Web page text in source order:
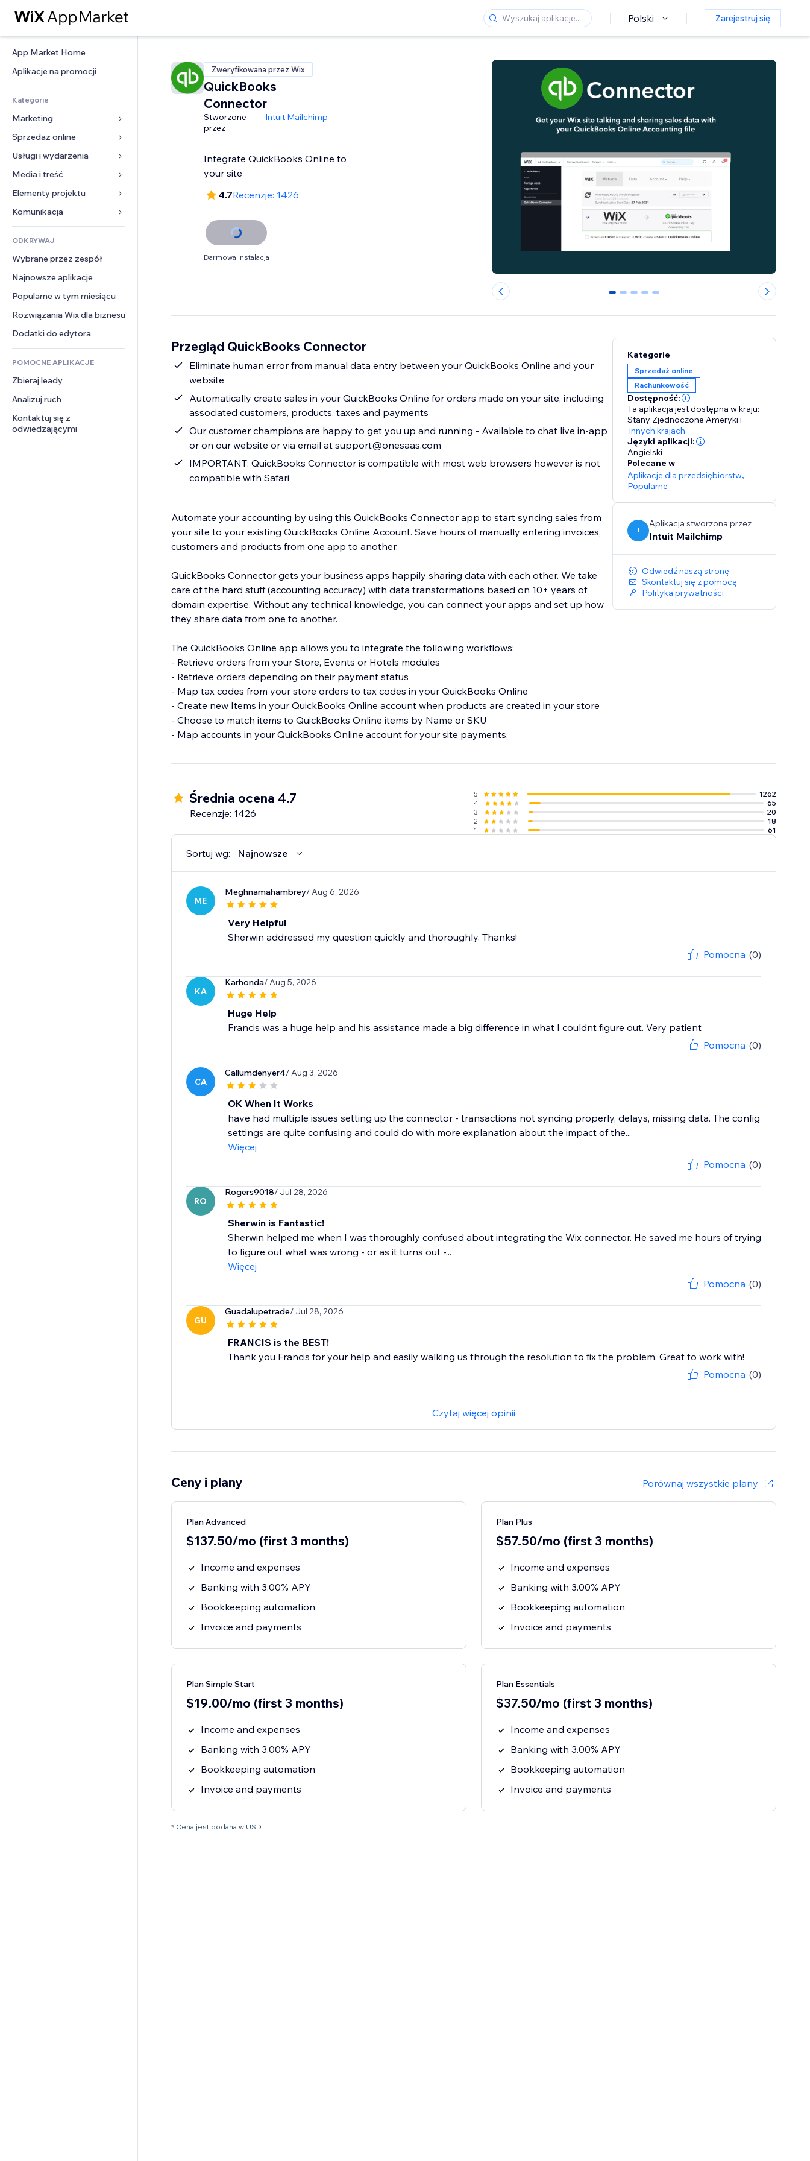
Polski Zarejestruj się
App Market Home
Aplikacje na promocji
Kategorie
Marketing
Reklamy
Smartfon
Analityka
Listy witryn
E-mail
Sprzedaż online
Aplikacje do sklepów
Wysyłka i dostawa
Przyciski sprzedaży
Rachunkowość
Kupony i lojalność
Rozwiązania dla
magazynowania
Dropshipping
Ceny i subskrypcja
Crowdfunding
Żywność i napoje
Usługi i wydarzenia
Hotele
Wydarzenia
Restauracje
Nieruchomości
Rezerwacje
Media i treść
Galeria
Muzyka
Podkasty
Fotografia
Film
PDF
Udostępnianie plików
Wiadomości
Elementy projektu
Mapy i nawigacja
Prywatność i bezpieczeństwo
Zegar
Szablony stron
Efekty obrazu
Przyciski i menu
Banery i odznaki
Kalkulatory
Szukaj
Pogoda
Wykresy i tabele
Formularze
Ankiety
Czat
Komentarze
Telefon
Społeczność
Opinie i polecenia
CRM
ODKRYWAJ
Wybrane przez zespół
Najnowsze aplikacje
Popularne w tym miesiącu
Rozwiązania Wix dla biznesu
Dodatki do edytora
POMOCNE APLIKACJE
Zbieraj leady
Analizuj ruch
Kontaktuj się z
odwiedzającymi
Zweryfikowana przez Wix
QuickBooks
Connector
Stworzone
przez
Intuit Mailchimp
Integrate QuickBooks Online to
your site
4.7Recenzje: 1426
Darmowa instalacja
0 1 2 3 4
Przegląd QuickBooks Connector
Eliminate human error from manual data entry between your QuickBooks Online and your
website
Automatically create sales in your QuickBooks Online for orders made on your site, including
associated customers, products, taxes and payments
Our customer champions are happy to get you up and running - Available to chat live in-app
or on our website or via email at support@onesaas.com
IMPORTANT: QuickBooks Connector is compatible with most web browsers however is not
compatible with Safari
Automate your accounting by using this QuickBooks Connector app to start syncing sales from
your site to your existing QuickBooks Online Account. Save hours of manually entering invoices,
customers and products from one app to another.
QuickBooks Connector gets your business apps happily sharing data with each other. We take
care of the hard stuff (accounting accuracy) with data transformations based on 10+ years of
domain expertise. Without any technical knowledge, you can connect your apps and set up how
they share data from one to another.
The QuickBooks Online app allows you to integrate the following workflows:
- Retrieve orders from your Store, Events or Hotels modules
- Retrieve orders depending on their payment status
- Map tax codes from your store orders to tax codes in your QuickBooks Online
- Create new Items in your QuickBooks Online account when products are created in your store
- Choose to match items to QuickBooks Online items by Name or SKU
- Map accounts in your QuickBooks Online account for your site payments.
Kategorie
Sprzedaż online
Rachunkowość
Dostępność:
Ta aplikacja jest dostępna w kraju:
Stany Zjednoczone Ameryki i
innych krajach.
Języki aplikacji:
Angielski
Polecane w
Aplikacje dla przedsiębiorstw,
Popularne
I
Aplikacja stworzona przez
Intuit Mailchimp
Odwiedź naszą stronę
Skontaktuj się z pomocą
Polityka prywatności
Średnia ocena 4.7
Recenzje: 1426
5
1262
4
65
3
20
2
18
1
61
Sortuj wg: Najnowsze
ME
Meghnamahambrey/ Aug 6, 2026
Very Helpful
Sherwin addressed my question quickly and thoroughly. Thanks!
Pomocna (0)
KA
Karhonda/ Aug 5, 2026
Huge Help
Francis was a huge help and his assistance made a big difference in what I couldnt figure out. Very patient
Pomocna (0)
CA
Callumdenyer4/ Aug 3, 2026
OK When It Works
have had multiple issues setting up the connector - transactions not syncing properly, delays, missing data. The config
settings are quite confusing and could do with more explanation about the impact of the...
Więcej
Pomocna (0)
RO
Rogers9018/ Jul 28, 2026
Sherwin is Fantastic!
Sherwin helped me when I was thoroughly confused about integrating the Wix connector. He saved me hours of trying
to figure out what was wrong - or as it turns out -...
Więcej
Pomocna (0)
GU
Guadalupetrade/ Jul 28, 2026
FRANCIS is the BEST!
Thank you Francis for your help and easily walking us through the resolution to fix the problem. Great to work with!
Pomocna (0)
Czytaj więcej opinii
Ceny i plany Porównaj wszystkie plany
Plan Advanced
$137.50/mo (first 3 months)
Income and expenses
Banking with 3.00% APY
Bookkeeping automation
Invoice and payments
Plan Plus
$57.50/mo (first 3 months)
Income and expenses
Banking with 3.00% APY
Bookkeeping automation
Invoice and payments
Plan Simple Start
$19.00/mo (first 3 months)
Income and expenses
Banking with 3.00% APY
Bookkeeping automation
Invoice and payments
Plan Essentials
$37.50/mo (first 3 months)
Income and expenses
Banking with 3.00% APY
Bookkeeping automation
Invoice and payments
* Cena jest podana w USD.